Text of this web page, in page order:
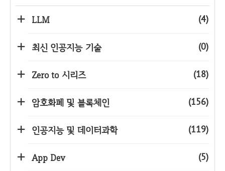
LLM (4)
최신 인공지능 기술 (0)
Zero to 시리즈 (18)
암호화폐 및 블록체인 (156)
인공지능 및 데이터과학 (119)
App Dev (5)